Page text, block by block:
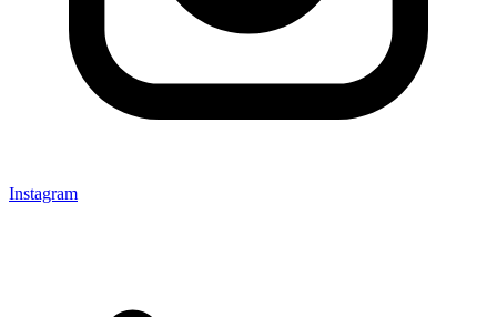
Instagram